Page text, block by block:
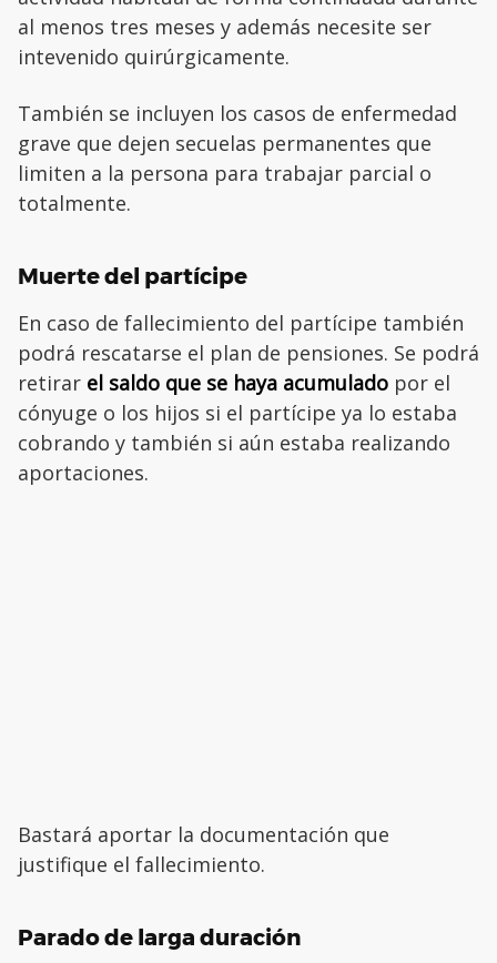
al menos tres meses y además necesite ser
intevenido quirúrgicamente.
También se incluyen los casos de enfermedad
grave que dejen secuelas permanentes que
limiten a la persona para trabajar parcial o
totalmente.
Muerte del partícipe
En caso de fallecimiento del partícipe también
podrá rescatarse el plan de pensiones. Se podrá
retirar el saldo que se haya acumulado por el
cónyuge o los hijos si el partícipe ya lo estaba
cobrando y también si aún estaba realizando
aportaciones.
Bastará aportar la documentación que
justifique el fallecimiento.
Parado de larga duración